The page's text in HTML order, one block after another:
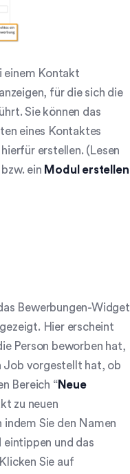
einem Kontakt
für die sich die
Sie können das
eines Kontaktes
erstellen. (Lesen
bzw. ein Modul erstellen
Bewerbungen-Widget
Hier erscheint
Person beworben hat,
Job vorgestellt hat, ob
Bereich “Neue
zu neuen
indem Sie den Namen
eintippen und das
Sie auf